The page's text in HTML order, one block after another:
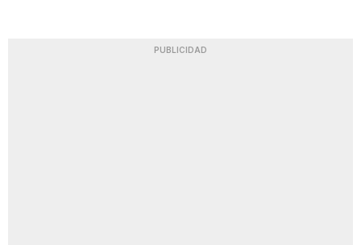
PUBLICIDAD